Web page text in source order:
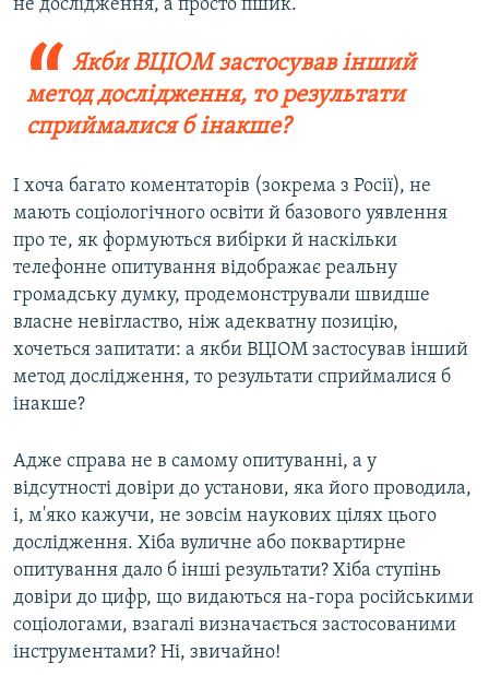
не дослідження, а просто пшик.
Якби ВЦІОМ застосував інший
метод дослідження, то результати
сприймалися б інакше?
І хоча багато коментаторів (зокрема з Росії), не
мають соціологічного освіти й базового уявлення
про те, як формуються вибірки й наскільки
телефонне опитування відображає реальну
громадську думку, продемонстрували швидше
власне невігластво, ніж адекватну позицію,
хочеться запитати: а якби ВЦІОМ застосував інший
метод дослідження, то результати сприймалися б
інакше?
Адже справа не в самому опитуванні, а у
відсутності довіри до установи, яка його проводила,
і, м'яко кажучи, не зовсім наукових цілях цього
дослідження. Хіба вуличне або поквартирне
опитування дало б інші результати? Хіба ступінь
довіри до цифр, що видаються на-гора російськими
соціологами, взагалі визначається застосованими
інструментами? Ні, звичайно!